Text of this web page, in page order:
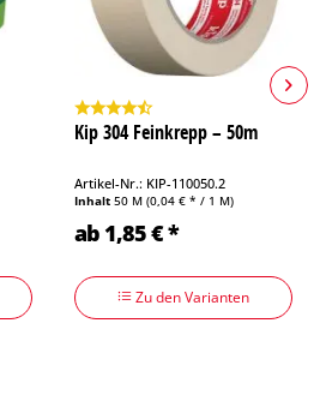
Kip 304 Feinkrepp – 50m
Artikel-Nr.: KIP-110050.2
Inhalt 50 M (0,04 € * / 1 M)
ab 1,85 € *
Zu den Varianten